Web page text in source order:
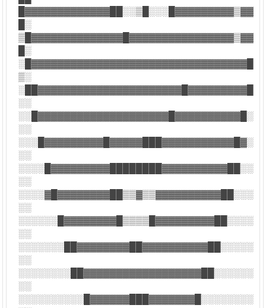
█▓▓▓▓▓▓▓▓▓▓▓▓▓██░░▒█░░░█▓▓▓▓▓▓▓▓▓▒▓▓
█░
▒█▓▓▓▓▓▓▓▓▓▓▓▓▓▓█▓▓▓▓▓▓▓▓▓▓▓▓▓▓▓▓▒▓▓
█░
░█▓▓▓▓▓▓▓▓▓▓▓▓▓▓▓▓▓▓▓▓▓▓▓▓▓▓▓▓▓▓▓▓▓█
▒░
░██▓▓▓▓▓▓▓▓▓▓▓▓▓▓▓▓▓▓▓▓▓▓█▓▓▓▓▓▓▓▓▓█
░░
░░█▓▓▓▓▓▓▓▓▓▓▓▓▓▓▓▓▓▓▓▓█▓▓▓▓▓▓▓▓▓▓█░
░░
░░░█▓▓▓▓▓▓▓▓▓█▓▓▓▓▓███▓▓▓▓▓▓▓▓▓▓▓█▓░
░░
░░░░█▓▓▓▓▓▓▓▓▓████████▓▓▓▓▓▓▓▓▓▓██░░
░░
░░░░▓█▓▓▓▓▓▓▓▓██▒▒▓▒▒▓▓▓▓▓▓▓▓▓▓██░░░
░░
░░░░░░█▓▓▓▓▓▓▓▓█▒▒▒▒█▓▓▓▓▓▓▓▓▓██░░░░
░░
░░░░░░░██▓▓▓▓▓▓▓▓██▓▓▓▓▓▓▓▓▓▓██░░░░░
░░
░░░░░░░░██▓▓▓▓▓▓▓▓▓▓▓▓▓▓▓▓▓▓██░░░░░░
░░
░░░░░░░░░░█▓▓▓▓▓▓███▓▓▓▓▓▓▓█░░░░░░░░